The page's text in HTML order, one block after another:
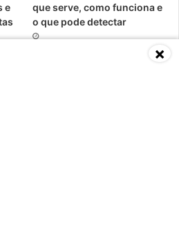
e
que serve, como funciona e
o que pode detectar
×